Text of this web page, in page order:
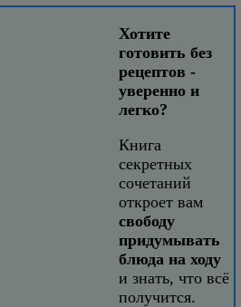
Хотите
готовить без
рецептов -
уверенно и
легко?
Книга
секретных
сочетаний
откроет вам
свободу
придумывать
блюда на ходу
и знать, что всё
получится.